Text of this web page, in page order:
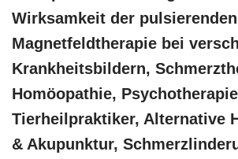
Wirksamkeit der pulsierenden
Magnetfeldtherapie bei
Krankheitsbildern,
‎Homöopathie,
‎Tierheilpraktiker, Alternative
& Akupunktur,